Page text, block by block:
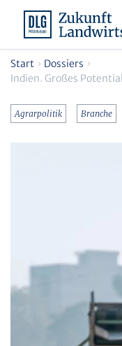
Start
Dossiers
Indien. Großes
Agrarpolitik Branche